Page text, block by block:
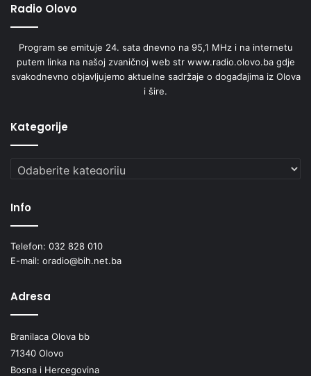
Radio Olovo
Program se emituje 24. sata dnevno na 95,1 MHz i na internetu
putem linka na našoj zvaničnoj web str www.radio.olovo.ba gdje
svakodnevno objavljujemo aktuelne sadržaje o događajima iz Olova
i šire.
Kategorije
Kategorije
Info
Telefon: 032 828 010
E-mail: oradio@bih.net.ba
Adresa
Branilaca Olova bb
71340 Olovo
Bosna i Hercegovina